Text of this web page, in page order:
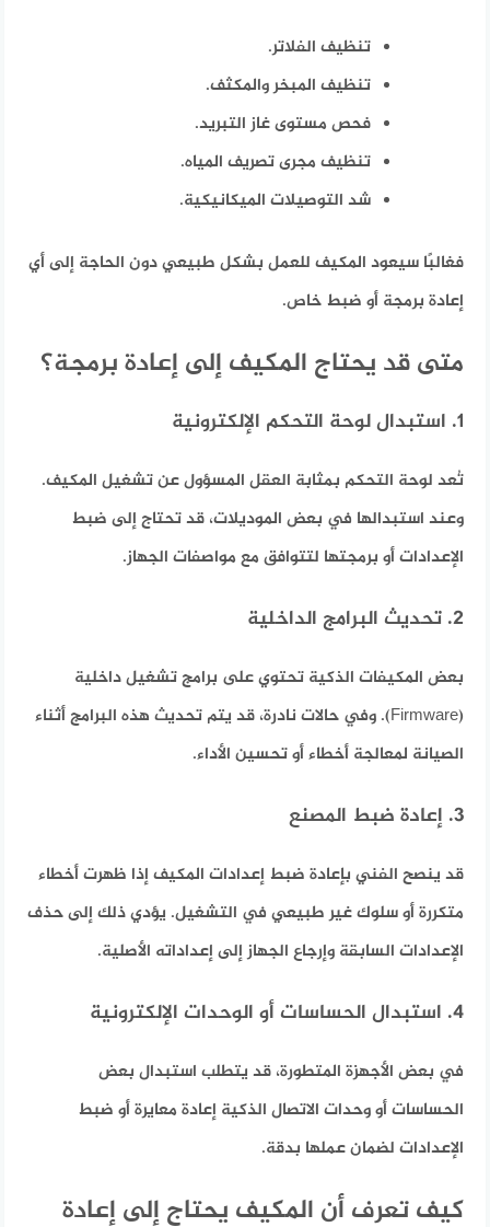
تنظيف الفلاتر.
تنظيف المبخر والمكثف.
فحص مستوى غاز التبريد.
تنظيف مجرى تصريف المياه.
شد التوصيلات الميكانيكية.
فغالبًا سيعود المكيف للعمل بشكل طبيعي دون الحاجة إلى أي
إعادة برمجة أو ضبط خاص.
متى قد يحتاج المكيف إلى إعادة برمجة؟
1. استبدال لوحة التحكم الإلكترونية
تُعد لوحة التحكم بمثابة العقل المسؤول عن تشغيل المكيف.
وعند استبدالها في بعض الموديلات، قد تحتاج إلى ضبط
الإعدادات أو برمجتها لتتوافق مع مواصفات الجهاز.
2. تحديث البرامج الداخلية
بعض المكيفات الذكية تحتوي على برامج تشغيل داخلية
(Firmware). وفي حالات نادرة، قد يتم تحديث هذه البرامج أثناء
الصيانة لمعالجة أخطاء أو تحسين الأداء.
3. إعادة ضبط المصنع
قد ينصح الفني بإعادة ضبط إعدادات المكيف إذا ظهرت أخطاء
متكررة أو سلوك غير طبيعي في التشغيل. يؤدي ذلك إلى حذف
الإعدادات السابقة وإرجاع الجهاز إلى إعداداته الأصلية.
4. استبدال الحساسات أو الوحدات الإلكترونية
في بعض الأجهزة المتطورة، قد يتطلب استبدال بعض
الحساسات أو وحدات الاتصال الذكية إعادة معايرة أو ضبط
الإعدادات لضمان عملها بدقة.
كيف تعرف أن المكيف يحتاج إلى إعادة